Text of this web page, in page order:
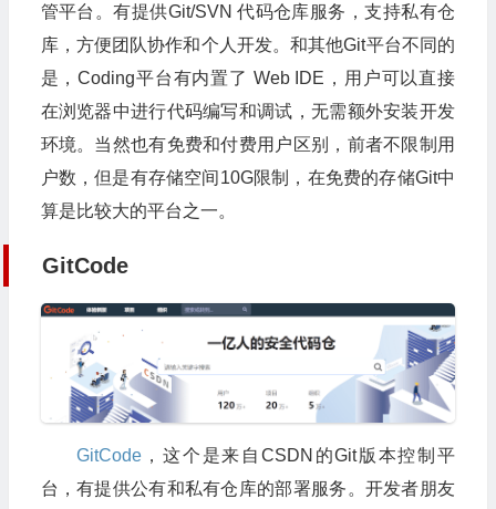
管平台。有提供Git/SVN 代码仓库服务，支持私有仓
库，方便团队协作和个人开发。和其他Git平台不同的
是，Coding平台有内置了 Web IDE，用户可以直接
在浏览器中进行代码编写和调试，无需额外安装开发
环境。当然也有免费和付费用户区别，前者不限制用
户数，但是有存储空间10G限制，在免费的存储Git中
算是比较大的平台之一。
GitCode
GitCode，这个是来自CSDN的Git版本控制平
台，有提供公有和私有仓库的部署服务。开发者朋友